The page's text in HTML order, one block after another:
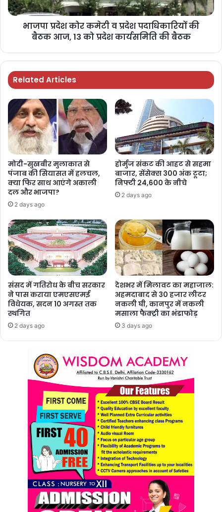
भाजपा प्रदेश कोर कमेटी व प्रदेश पदाधिकारियों की
बैठक आज, 13 को प्रदेश कार्यसमिति की बैठक
Related Articles
मोदी-सुखबीर मुलाकात से
पंजाब की सियासत में हलचल,
क्या फिर साथ आएंगे अकाली
दल और भाजपा?
2 days ago
होर्मुज संकट की आहट से सहमा
बाजार, सेंसेक्स 300 अंक टूटा;
निफ्टी 24,600 के नीचे
2 days ago
संसद में गतिरोध के बीच सरकार
ने पास कराया एमएसएमई
विधेयक, सदन 10 अगस्त तक
स्थगित
2 days ago
देशभर में मिलावट का महाजाल:
अहमदाबाद से 30 हजार लीटर
नकली घी, कानपुर में नकली
मसाला फैक्ट्री का भंडाफोड़
3 days ago